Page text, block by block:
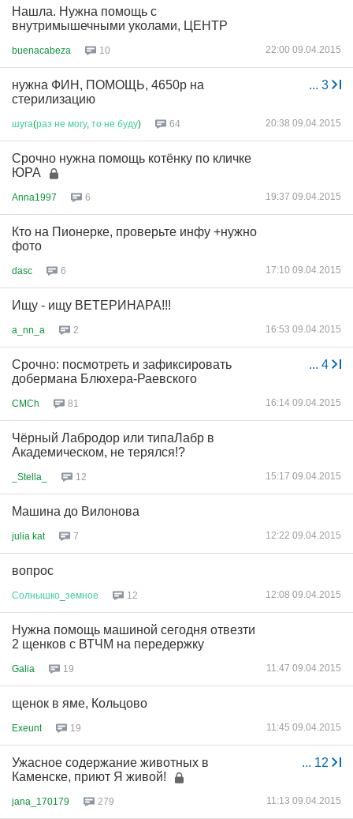
Нашла. Нужна помощь с
внутримышечными уколами, ЦЕНТР
buenacabeza 10 22:00 09.04.2015
... 3
нужна ФИН, ПОМОЩЬ, 4650р на
стерилизацию
шуга(раз не могу, то не буду) 64 20:38 09.04.2015
Срочно нужна помощь котёнку по кличке
ЮРА
Anna1997 6 19:37 09.04.2015
Кто на Пионерке, проверьте инфу +нужно
фото
dasc 6 17:10 09.04.2015
Ищу - ищу ВЕТЕРИНАРА!!!
a_nn_a 2 16:53 09.04.2015
... 4
Срочно: посмотреть и зафиксировать
добермана Блюхера-Раевского
CMCh 81 16:14 09.04.2015
Чёрный Лабродор или типаЛабр в
Академическом, не терялся!?
_Stella_ 12 15:17 09.04.2015
Машина до Вилонова
julia kat 7 12:22 09.04.2015
вопрос
Солнышко земное 12 12:08 09.04.2015
Нужна помощь машиной сегодня отвезти
2 щенков с ВТЧМ на передержку
Galia 19 11:47 09.04.2015
щенок в яме, Кольцово
Exeunt 19 11:45 09.04.2015
... 12
Ужасное содержание животных в
Каменске, приют Я живой!
jana_170179 279 11:13 09.04.2015